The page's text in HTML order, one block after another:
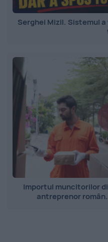
Serghei Mizil. Sistemul
Importul muncitorilor
antreprenor